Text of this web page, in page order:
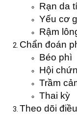
Rạn da
Yếu cơ
Rậm
Chẩn đoán
Béo phì
Hội
Trầm
Thai kỳ
Theo dõi